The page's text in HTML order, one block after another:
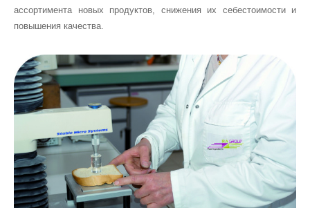
ассортимента новых продуктов, снижения их себестоимости и
повышения качества.